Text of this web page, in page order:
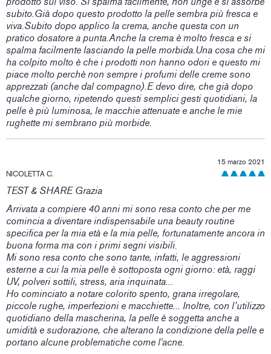
subito.Già dopo questo prodotto la pelle sembra più fresca e
viva.Subito dopo applico la crema, anche questa con un
pratico dosatore a punta.Anche la crema è molto fresca e si
spalma facilmente lasciando la pelle morbida.Una cosa che mi
ha colpito molto è che i prodotti non hanno odori e questo mi
piace molto perchè non sempre i profumi delle creme sono
apprezzati (anche dal compagno).E devo dire, che già dopo
qualche giorno, ripetendo questi semplici gesti quotidiani, la
pelle è più luminosa, le macchie attenuate e anche le mie
rughette mi sembrano più morbide.
NICOLETTA C.
15 marzo 2021
TEST & SHARE Grazia
Arrivata a compiere 40 anni mi sono resa conto che per me
comincia a diventare indispensabile una beauty routine
specifica per la mia età e la mia pelle, fortunatamente ancora in
buona forma ma con i primi segni visibili.
Mi sono resa conto che sono tante, infatti, le aggressioni
esterne a cui la mia pelle è sottoposta ogni giorno: età, raggi
UV, polveri sottili, stress, aria inquinata...
Ho cominciato a notare colorito spento, grana irregolare,
piccole rughe, imperfezioni e macchiette... Inoltre, con l’utilizzo
quotidiano della mascherina, la pelle è soggetta anche a
umidità e sudorazione, che alterano la condizione della pelle e
portano alcune problematiche come l'acne.